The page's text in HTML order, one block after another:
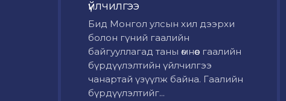
үйлчилгээ
Бид Монгол улсын хил дээрхи
болон гүний гаалийн
байгууллагад таны өмнөөс гаалийн
бүрдүүлэлтийн үйлчилгээ
чанартай үзүүлж байна. Гаалийн
бүрдүүлэлтийг...